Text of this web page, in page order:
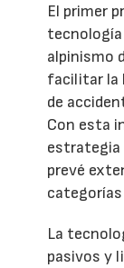
El primer
alpinismo
facilitar la
de
Con esta
estrategia
prevé
La
pasivos y